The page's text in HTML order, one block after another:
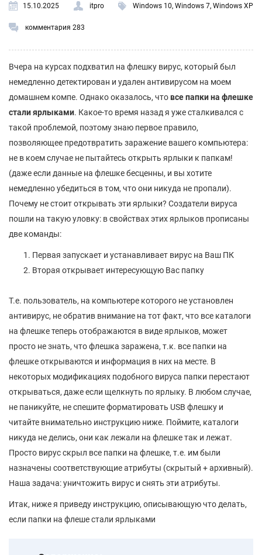
15.10.2025 itpro Windows 10, Windows 7, Windows XP
комментария 283
Вчера на курсах подхватил на флешку вирус, который был
немедленно детектирован и удален антивирусом на моем
домашнем компе. Однако оказалось, что все папки на флешке
стали ярлыками. Какое-то время назад я уже сталкивался с
такой проблемой, поэтому знаю первое правило,
позволяющее предотвратить заражение вашего компьютера:
не в коем случае не пытайтесь открыть ярлыки к папкам!
(даже если данные на флешке бесценны, и вы хотите
немедленно убедиться в том, что они никуда не пропали).
Почему не стоит открывать эти ярлыки? Создатели вируса
пошли на такую уловку: в свойствах этих ярлыков прописаны
две команды:
Первая запускает и устанавливает вирус на Ваш ПК
Вторая открывает интересующую Вас папку
Т.е. пользователь, на компьютере которого не установлен
антивирус, не обратив внимание на тот факт, что все каталоги
на флешке теперь отображаются в виде ярлыков, может
просто не знать, что флешка заражена, т.к. все папки на
флешке открываются и информация в них на месте. В
некоторых модификациях подобного вируса папки перестают
открываться, даже если щелкнуть по ярлыку. В любом случае,
не паникуйте, не спешите форматировать USB флешку и
читайте внимательно инструкцию ниже. Поймите, каталоги
никуда не делись, они как лежали на флешке так и лежат.
Просто вирус скрыл все папки на флешке, т.е. им были
назначены соответствующие атрибуты (скрытый + архивный).
Наша задача: уничтожить вирус и снять эти атрибуты.
Итак, ниже я приведу инструкцию, описывающую что делать,
если папки на флеше стали ярлыками